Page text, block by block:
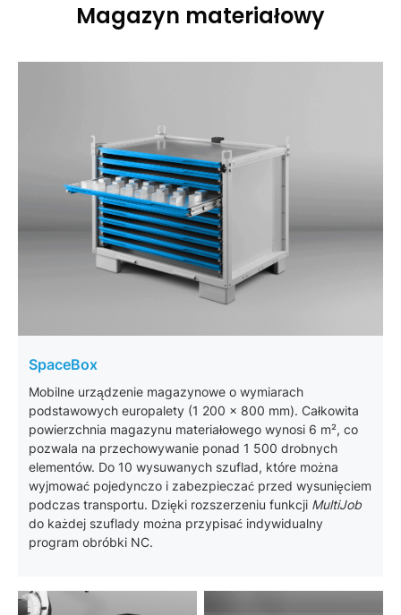
Magazyn materiałowy
SpaceBox
Mobilne urządzenie magazynowe o wymiarach
podstawowych europalety (1 200 x 800 mm). Całkowita
powierzchnia magazynu materiałowego wynosi 6 m², co
pozwala na przechowywanie ponad 1 500 drobnych
elementów. Do 10 wysuwanych szuflad, które można
wyjmować pojedynczo i zabezpieczać przed wysunięciem
podczas transportu. Dzięki rozszerzeniu funkcji MultiJob
do każdej szuflady można przypisać indywidualny
program obróbki NC.